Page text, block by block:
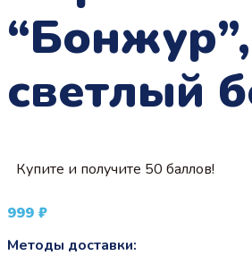
светлый
Купите и получите 50 баллов!
999 ₽
Методы доставки: